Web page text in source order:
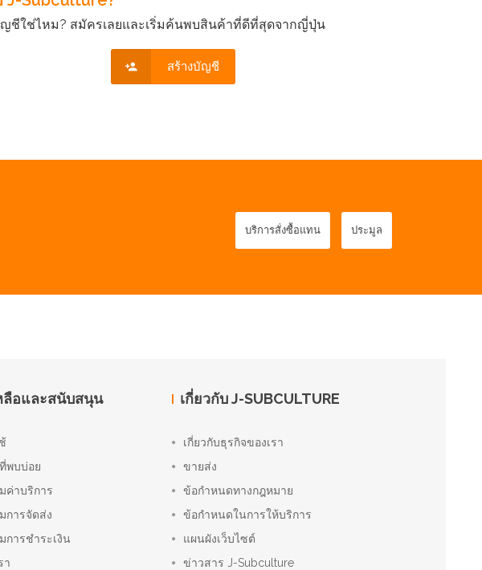
ชีใช่ไหม? สมัครเลยและเริ่มค้นพบสินค้าที่ดีที่สุดจากญี่ปุ่น
สร้างบัญชี
บริการสั่งซื้อแทน ประมูล
ลือและสนับสนุน
พบบ่อย
ค่าบริการ
การจัดส่ง
การชำระเงิน
า
เกี่ยวกับ J-SUBCULTURE
เกี่ยวกับธุรกิจของเรา
ขายส่ง
ข้อกำหนดทางกฎหมาย
ข้อกำหนดในการให้บริการ
แผนผังเว็บไซต์
ข่าวสาร J-Subculture